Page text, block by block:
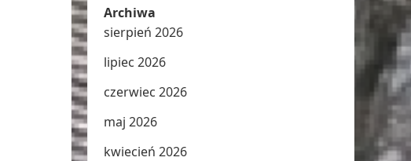
Archiwa
sierpień 2026
lipiec 2026
czerwiec 2026
maj 2026
kwiecień 2026